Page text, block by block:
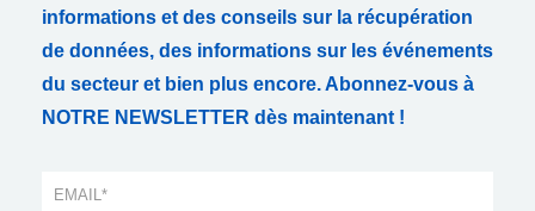
informations et des conseils sur la récupération
de données, des informations sur les événements
du secteur et bien plus encore. Abonnez-vous à
NOTRE NEWSLETTER dès maintenant !